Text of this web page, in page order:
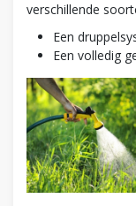
verschillende
Een
Een volledig